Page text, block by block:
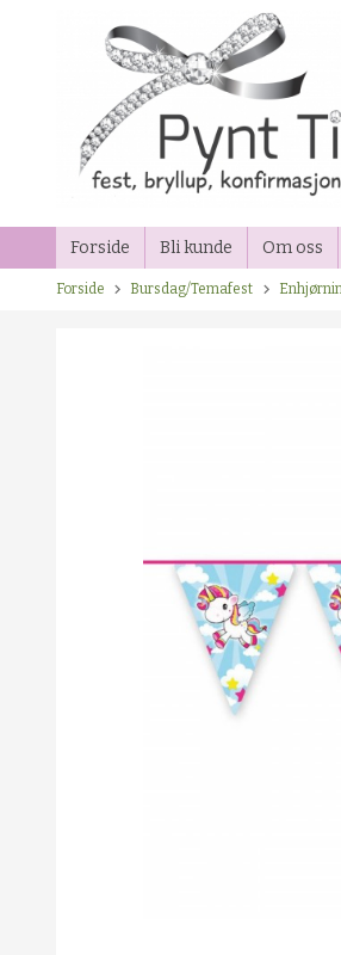
Forside Bli kunde Om oss
Forside Bursdag/Temafest